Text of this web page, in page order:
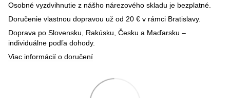
Osobné vyzdvihnutie z nášho nárezového skladu je bezplatné.
Doručenie vlastnou dopravou už od 20 € v rámci Bratislavy.
Doprava po Slovensku, Rakúsku, Česku a Maďarsku –
individuálne podľa dohody.
Viac informácií o doručení